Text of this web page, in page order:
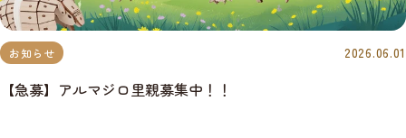
お知らせ 2026.06.01
【急募】アルマジロ里親募集中！！